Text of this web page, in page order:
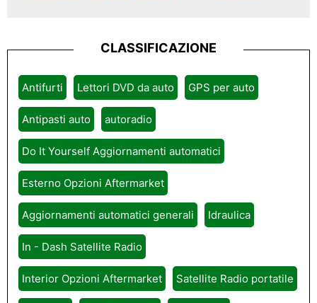
CLASSIFICAZIONE
Antifurti Lettori DVD da auto GPS per auto
Antipasti auto autoradio
Do It Yourself Aggiornamenti automatici
Esterno Opzioni Aftermarket
Aggiornamenti automatici generali Idraulica
In - Dash Satellite Radio
Interior Opzioni Aftermarket Satellite Radio portatile